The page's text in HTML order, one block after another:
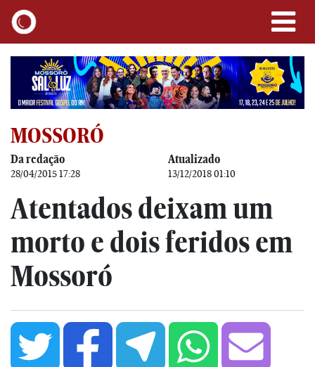
MOSSORÓ
Da redação
28/04/2015 17:28
Atualizado
13/12/2018 01:10
Atentados deixam um
morto e dois feridos em
Mossoró